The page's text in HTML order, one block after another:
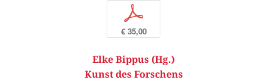
p
€ 35,00
Elke Bippus (Hg.)
Kunst des Forschens